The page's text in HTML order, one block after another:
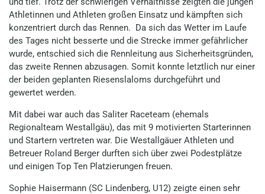
Athletinnen und Athleten großen Einsatz und kämpften sich
konzentriert durch das Rennen. Da sich das Wetter im Laufe
des Tages nicht besserte und die Strecke immer gefährlicher
wurde, entschied sich die Rennleitung aus Sicherheitsgründen,
das zweite Rennen abzusagen. Somit konnte letztlich nur einer
der beiden geplanten Riesenslaloms durchgeführt und
gewertet werden.
Mit dabei war auch das Saliter Raceteam (ehemals
Regionalteam Westallgäu), das mit 9 motivierten Starterinnen
und Startern vertreten war. Die Westallgäuer Athleten und
Betreuer Roland Berger durften sich über zwei Podestplätze
und einigen Top Ten Platzierungen freuen.
Sophie Haisermann (SC Lindenberg, U12) zeigte einen sehr